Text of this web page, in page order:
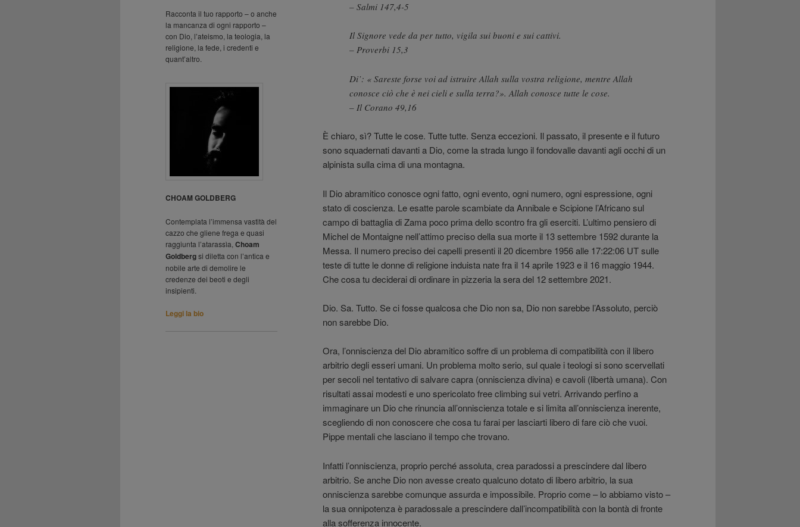
– Salmi 147,4-5
Il Signore vede da per tutto, vigila sui buoni e sui cattivi.
– Proverbi 15,3
Di’: « Sareste forse voi ad istruire Allah sulla vostra religione, mentre Allah
conosce ciò che è nei cieli e sulla terra?». Allah conosce tutte le cose.
– Il Corano 49,16
È chiaro, sì? Tutte le cose. Tutte tutte. Senza eccezioni. Il passato, il presente e il futuro
sono squadernati davanti a Dio, come la strada lungo il fondovalle davanti agli occhi di un
alpinista sulla cima di una montagna.
Il Dio abramitico conosce ogni fatto, ogni evento, ogni numero, ogni espressione, ogni
stato di coscienza. Le esatte parole scambiate da Annibale e Scipione l’Africano sul
campo di battaglia di Zama poco prima dello scontro fra gli eserciti. L’ultimo pensiero di
Michel de Montaigne nell’attimo preciso della sua morte il 13 settembre 1592 durante la
Messa. Il numero preciso dei capelli presenti il 20 dicembre 1956 alle 17:22:06 UT sulle
teste di tutte le donne di religione induista nate fra il 14 aprile 1923 e il 16 maggio 1944.
Che cosa tu deciderai di ordinare in pizzeria la sera del 12 settembre 2021.
Dio. Sa. Tutto. Se ci fosse qualcosa che Dio non sa, Dio non sarebbe l’Assoluto, perciò
non sarebbe Dio.
Ora, l’onniscienza del Dio abramitico soffre di un problema di compatibilità con il libero
arbitrio degli esseri umani. Un problema molto serio, sul quale i teologi si sono scervellati
per secoli nel tentativo di salvare capra (onniscienza divina) e cavoli (libertà umana). Con
risultati assai modesti e uno spericolato free climbing sui vetri. Arrivando perfino a
immaginare un Dio che rinuncia all’onniscienza totale e si limita all’onniscienza inerente,
scegliendo di non conoscere che cosa tu farai per lasciarti libero di fare ciò che vuoi.
Pippe mentali che lasciano il tempo che trovano.
Infatti l’onniscienza, proprio perché assoluta, crea paradossi a prescindere dal libero
arbitrio. Se anche Dio non avesse creato qualcuno dotato di libero arbitrio, la sua
onniscienza sarebbe comunque assurda e impossibile. Proprio come – lo abbiamo visto –
la sua onnipotenza è paradossale a prescindere dall’incompatibilità con la bontà di fronte
alla sofferenza innocente.
Racconta il tuo rapporto – o anche
la mancanza di ogni rapporto –
con Dio, l’ateismo, la teologia, la
religione, la fede, i credenti e
quant’altro.
CHOAM GOLDBERG
Contemplata l’immensa vastità del
cazzo che gliene frega e quasi
raggiunta l’atarassìa, Choam
Goldbergsi diletta con l’antica e
nobile arte di demolire le
credenze dei beoti e degli
insipienti.
Leggi la bio